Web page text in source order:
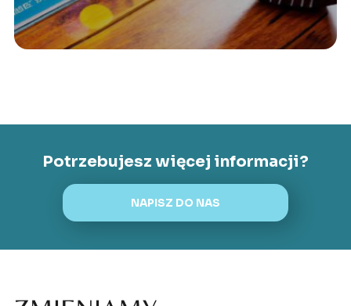
Potrzebujesz więcej informacji?
NAPISZ DO NAS